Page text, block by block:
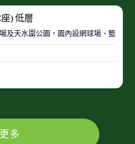
) 低層
及天水圍公園，園內設網球場、籃球
多